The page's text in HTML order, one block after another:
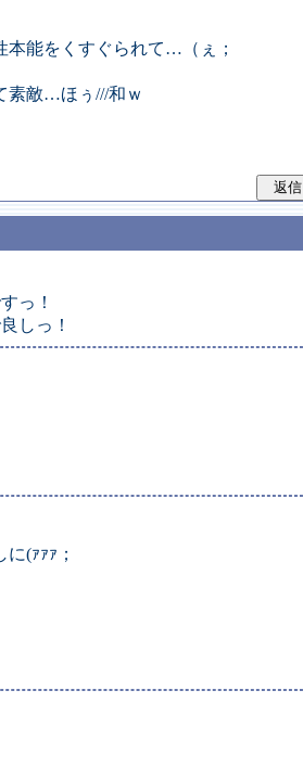
本能をくすぐられて…（ぇ；
素敵…ほぅ///和ｗ
っ！
しっ！
(ｧｧｧ；